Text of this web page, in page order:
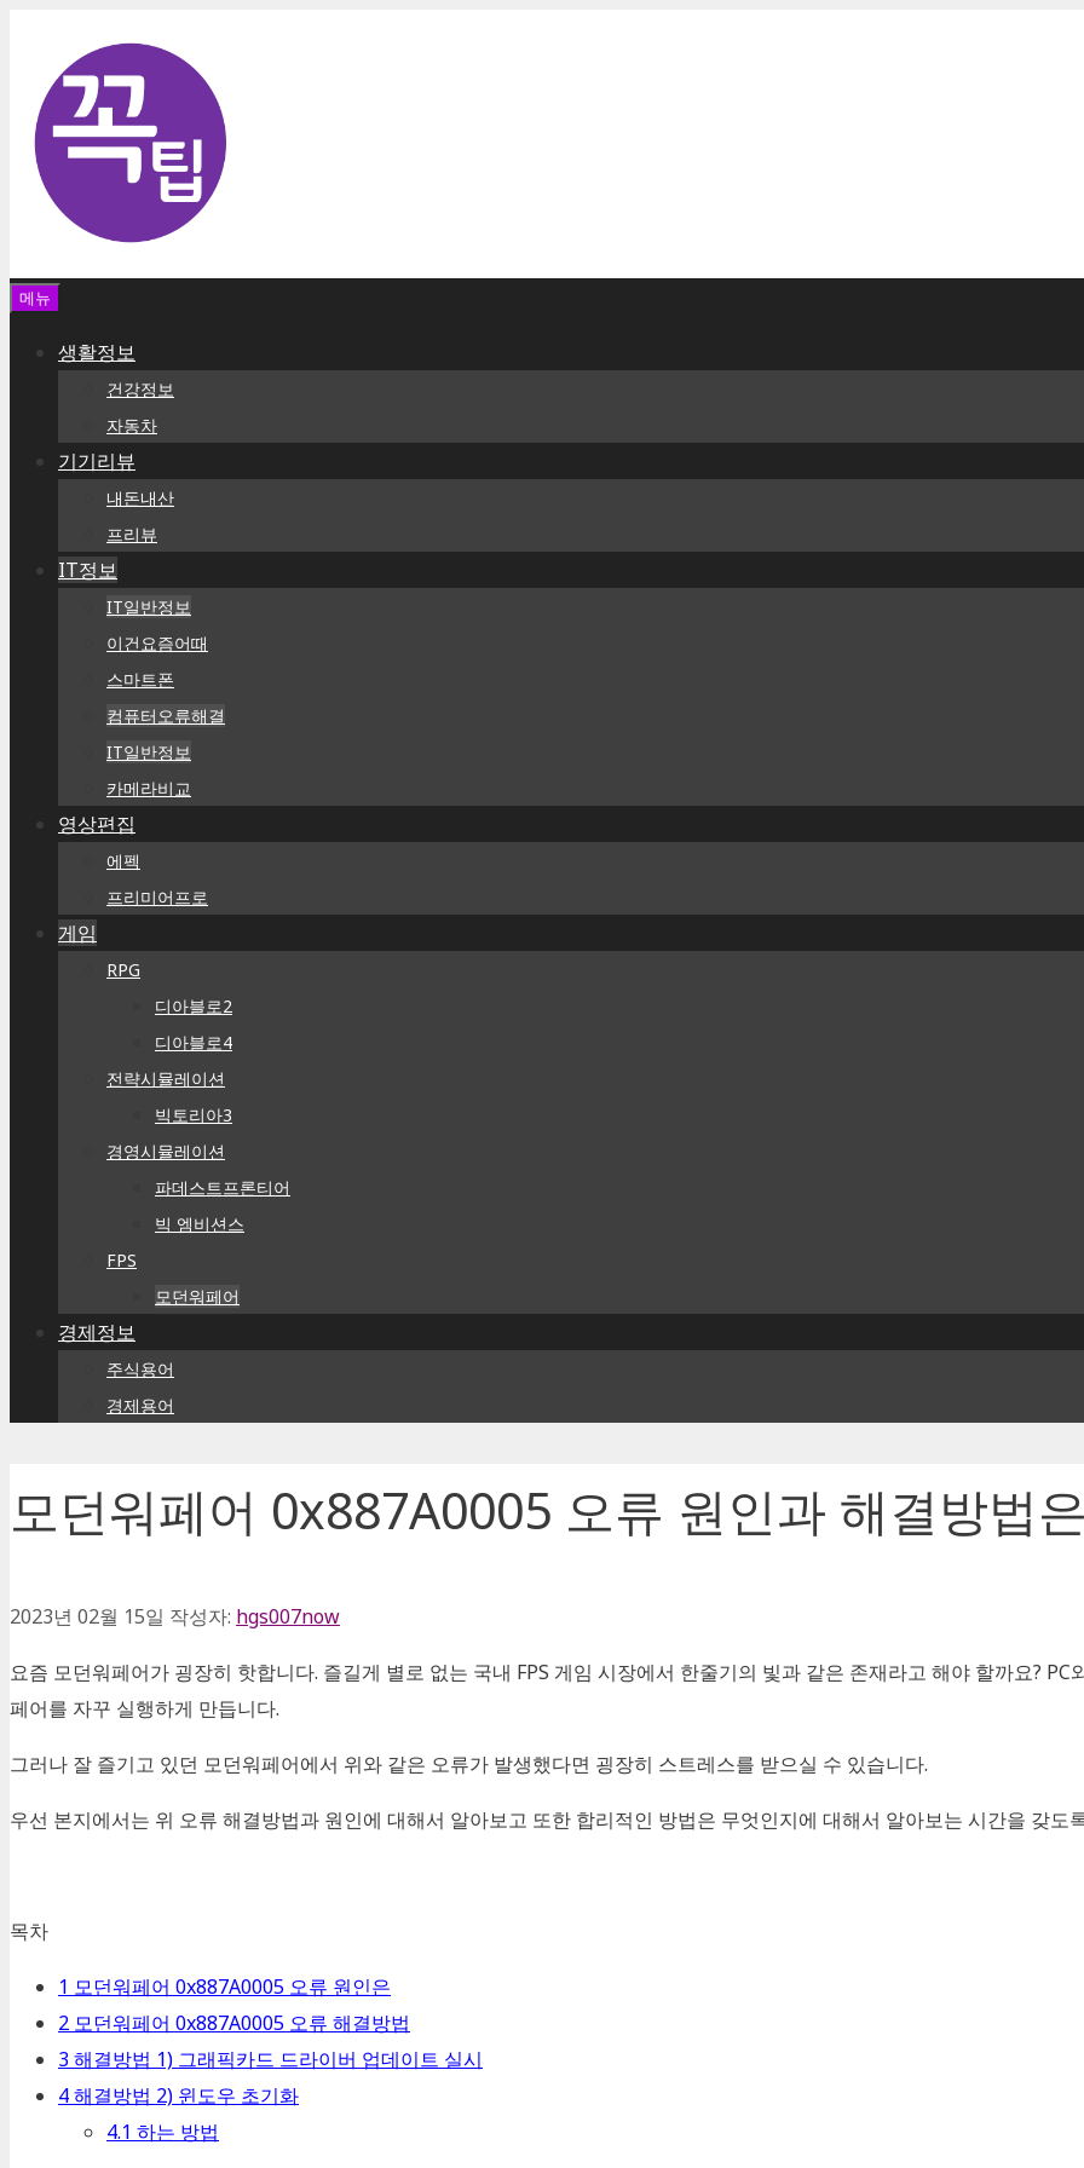
기
메뉴
생활정보
건강정보
자동차
기기리뷰
내돈내산
프리뷰
IT정보
IT일반정보
이건요즘어때
스마트폰
컴퓨터오류해결
IT일반정보
카메라비교
영상편집
에펙
프리미어프로
게임
RPG
디아블로2
디아블로4
전략시뮬레이션
빅토리아3
경영시뮬레이션
파데스트프론티어
빅 엠비션스
FPS
모던워페어
경제정보
주식용어
경제용어
모던워페어 0x887A0005 오류 원인과 해결방법
2023년 02월 15일 작성자: hgs007now
요즘 모던워페어가 굉장히 핫합니다. 즐길게 별로 없는 국내 FPS 게임 시장에서 한줄기의 빛과 같은 존재라고 해야 할까요?
페어를 자꾸 실행하게 만듭니다.
그러나 잘 즐기고 있던 모던워페어에서 위와 같은 오류가 발생했다면 굉장히 스트레스를 받으실 수 있습니다.
우선 본지에서는 위 오류 해결방법과 원인에 대해서 알아보고 또한 합리적인 방법은 무엇인지에 대해서 알아보는 시간을 갖도
목차
1 모던워페어 0x887A0005 오류 원인은
2 모던워페어 0x887A0005 오류 해결방법
3해결방법 1) 그래픽카드 드라이버 업데이트 실시
4해결방법 2) 윈도우 초기화
4.1 하는 방법